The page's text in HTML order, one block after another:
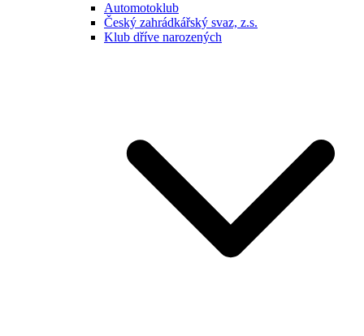
Automotoklub
Český zahrádkářský svaz, z.s.
Klub dříve narozených